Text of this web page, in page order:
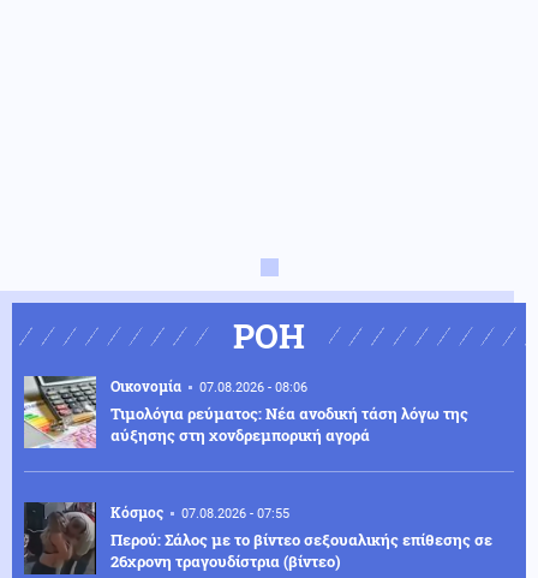
ΡΟΗ
Οικονομία 07.08.2026 - 08:06
Τιμολόγια ρεύματος: Νέα ανοδική τάση λόγω της
αύξησης στη χονδρεμπορική αγορά
Κόσμος 07.08.2026 - 07:55
Περού: Σάλος με το βίντεο σεξουαλικής επίθεσης σε
26χρονη τραγουδίστρια (βίντεο)